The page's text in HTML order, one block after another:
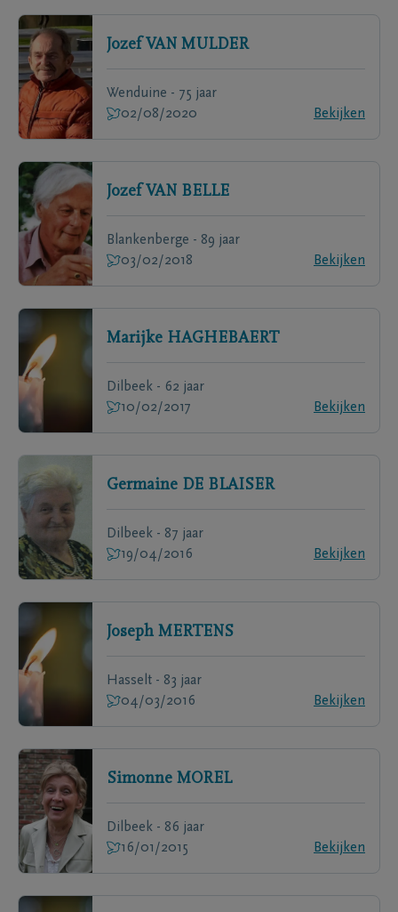
Jozef VAN MULDER
Wenduine - 75 jaar
02/08/2020
Bekijken
Jozef VAN BELLE
Blankenberge - 89 jaar
03/02/2018
Bekijken
Marijke HAGHEBAERT
Dilbeek - 62 jaar
10/02/2017
Bekijken
Germaine DE BLAISER
Dilbeek - 87 jaar
19/04/2016
Bekijken
Joseph MERTENS
Hasselt - 83 jaar
04/03/2016
Bekijken
Simonne MOREL
Dilbeek - 86 jaar
16/01/2015
Bekijken